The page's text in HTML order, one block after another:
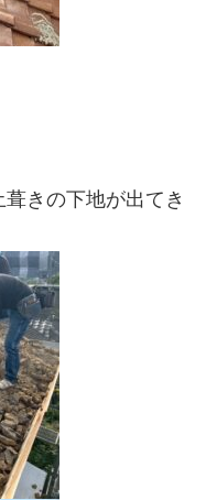
きの下地が出てき